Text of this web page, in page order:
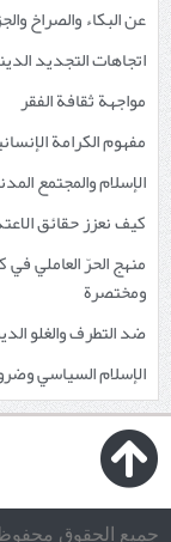
عن البكاء والصراخ
اتجاهات التجديد
مواجهة ثقافة الفقر
مفهوم الكرامة
الإسلام والمجتمع
كيف نعزز حقائق
منهج الحرّ العاملي
ومختصرة
ضد التطرف والغلو
الإسلام السياسي
جميع الحقوق